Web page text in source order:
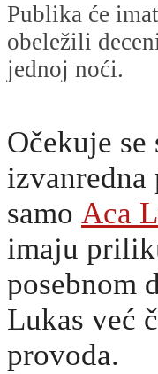
Publika će
obeležili
jednoj noći.
Očekuje
samo Aca
imaju
posebnom
Lukas već
provoda.